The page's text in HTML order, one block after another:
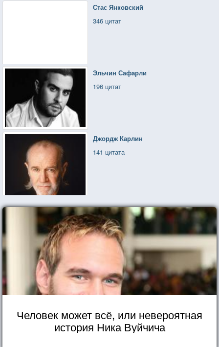
Стас Янковский
346 цитат
Эльчин Сафарли
196 цитат
Джордж Карлин
141 цитата
Человек может всё, или невероятная
история Ника Вуйчича